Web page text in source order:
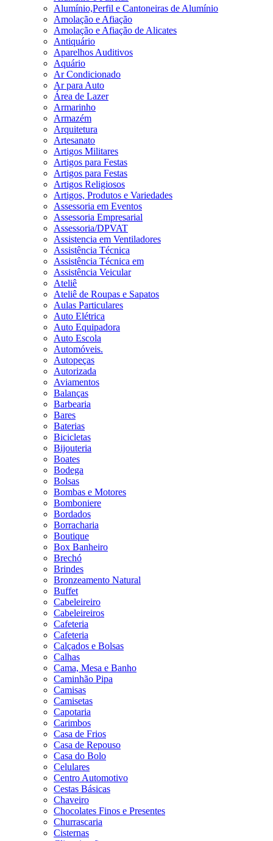
Alumínio,Perfil e Cantoneiras de Alumínio
Amolação e Afiação
Amolação e Afiação de Alicates
Antiquário
Aparelhos Auditivos
Aquário
Ar Condicionado
Ar para Auto
Área de Lazer
Armarinho
Armazém
Arquitetura
Artesanato
Artigos Militares
Artigos para Festas
Artigos para Festas
Artigos Religiosos
Artigos, Produtos e Variedades
Assessoria em Eventos
Assessoria Empresarial
Assessoria/DPVAT
Assistencia em Ventiladores
Assistência Técnica
Assistência Técnica em
Assistência Veicular
Ateliê
Ateliê de Roupas e Sapatos
Aulas Particulares
Auto Elétrica
Auto Equipadora
Auto Escola
Automóveis.
Autopeças
Autorizada
Aviamentos
Balanças
Barbearia
Bares
Baterias
Bicicletas
Bijouteria
Boates
Bodega
Bolsas
Bombas e Motores
Bomboniere
Bordados
Borracharia
Boutique
Box Banheiro
Brechó
Brindes
Bronzeamento Natural
Buffet
Cabeleireiro
Cabeleireiros
Cafeteria
Cafeteria
Calçados e Bolsas
Calhas
Cama, Mesa e Banho
Caminhão Pipa
Camisas
Camisetas
Capotaria
Carimbos
Casa de Frios
Casa de Repouso
Casa do Bolo
Celulares
Centro Automotivo
Cestas Básicas
Chaveiro
Chocolates Finos e Presentes
Churrascaria
Cisternas